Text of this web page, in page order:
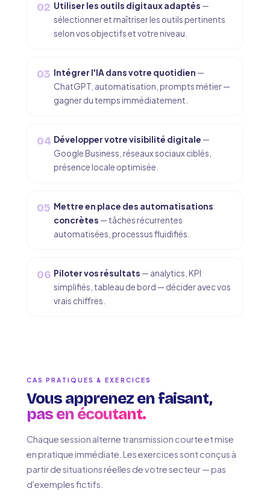
02 Utiliser les outils digitaux adaptés —
sélectionner et maîtriser les outils pertinents
selon vos objectifs et votre niveau.
03 Intégrer l'IA dans votre quotidien —
ChatGPT, automatisation, prompts métier —
gagner du temps immédiatement.
04 Développer votre visibilité digitale —
Google Business, réseaux sociaux ciblés,
présence locale optimisée.
05 Mettre en place des automatisations
concrètes — tâches récurrentes
automatisées, processus fluidifiés.
06 Piloter vos résultats — analytics, KPI
simplifiés, tableau de bord — décider avec vos
vrais chiffres.
CAS PRATIQUES & EXERCICES
Vous apprenez en faisant,
pas en écoutant.
Chaque session alterne transmission courte et mise
en pratique immédiate. Les exercices sont conçus à
partir de situations réelles de votre secteur — pas
d'exemples fictifs.